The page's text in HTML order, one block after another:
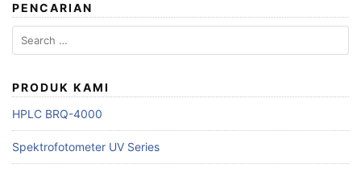
PENCARIAN
Search
for:
PRODUK KAMI
HPLC BRQ-4000
Spektrofotometer UV Series